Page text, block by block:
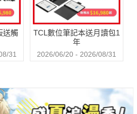
送觸
31
TCL數位筆記本送月讀包1
年
2026/06/20 - 2026/08/31